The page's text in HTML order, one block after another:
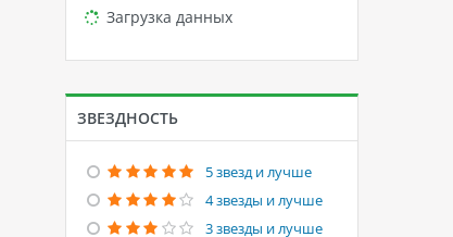
Loading...
Загрузка данных
ЗВЕЗДНОСТЬ
5 звезд и лучше
4 звезды и лучше
3 звезды и лучше